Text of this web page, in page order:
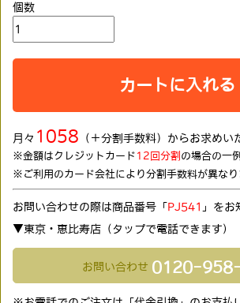
個数
カートに入れる
月々 1058 （＋分割手数料）からお求めい
※金額はクレジットカード 12回分割 の場合の一
※ご利用のカード会社により分割手数料が異なり
お問い合わせの際は商品番号「PJ541 」をお
▼東京・恵比寿店（タップで電話できます)
お問い合わせ 0120-